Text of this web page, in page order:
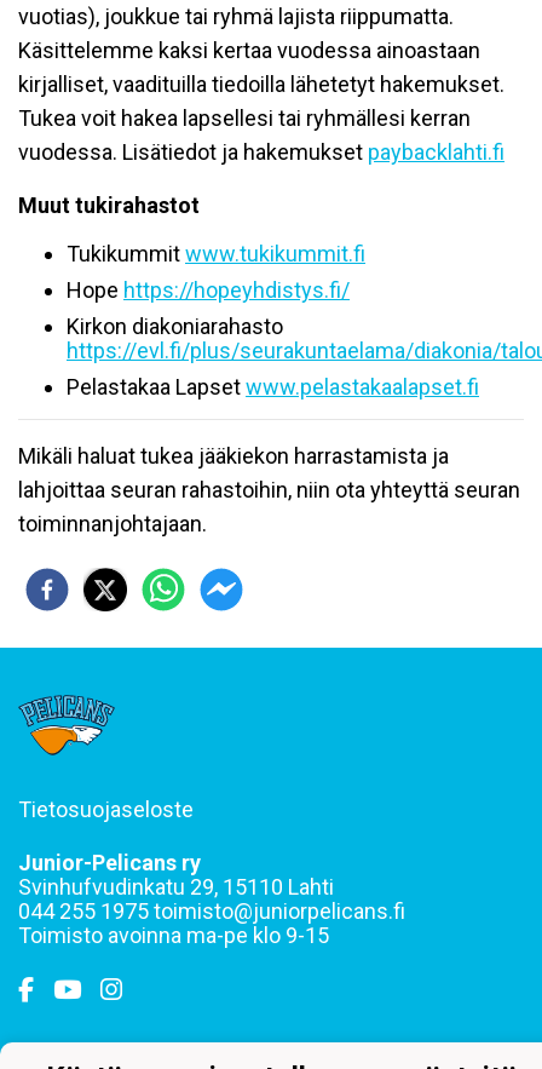
vuotias), joukkue tai ryhmä lajista riippumatta.
Käsittelemme kaksi kertaa vuodessa ainoastaan
kirjalliset, vaadituilla tiedoilla lähetetyt hakemukset.
Tukea voit hakea lapsellesi tai ryhmällesi kerran
vuodessa. Lisätiedot ja hakemukset paybacklahti.fi
Muut tukirahastot
Tukikummitwww.tukikummit.fi
Hope https://hopeyhdistys.fi/
Kirkon diakoniarahasto
https://evl.fi/plus/seurakuntaelama/diakonia/
Pelastakaa Lapsetwww.pelastakaalapset.fi
Mikäli haluat tukea jääkiekon harrastamista ja
lahjoittaa seuran rahastoihin, niin ota yhteyttä seuran
toiminnanjohtajaan.
Tietosuojaseloste
Junior-Pelicans ry
Svinhufvudinkatu 29, 15110 Lahti
044 255 1975 toimisto@juniorpelicans.fi
Toimisto avoinna ma-pe klo 9-15